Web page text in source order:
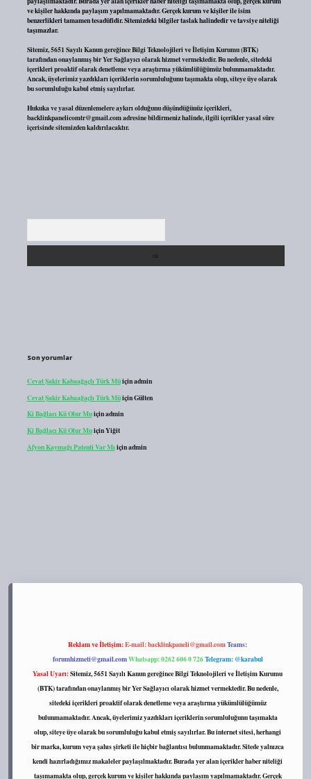
ve kişiler hakkında paylaşım yapılmamaktadır. Gerçek kurum ve kişiler ile isim
benzerlikleri tamamen tesadüfidir. Sitemizdeki bilgiler taslak halindedir ve tavsiye niteliği
taşımazlar.
Sitemiz, 5651 Sayılı Kanun gereğince Bilgi Teknolojileri ve İletişim Kurumu (BTK)
tarafından onaylanmış bir Yer Sağlayıcı olarak hizmet vermektedir. Bu nedenle, sitedeki
içerikleri proaktif olarak denetleme veya araştırma yükümlülüğümüz bulunmamaktadır.
Ancak, üyelerimiz yazdıkları içeriklerin sorumluluğunu taşımakta olup, siteye üye olarak
bu sorumluluğu kabul etmiş sayılırlar.
Hukuka ve yasal düzenlemelere aykırı olduğunu düşündüğünüz içerikleri,
backlinkpanelicomtr@gmail.comadresine bildirmeniz halinde, ilgili içerikler yasal süre
içerisinde sitemizden kaldırılacaktır.
Son yorumlar
Cevat Şakir Kabaağaçlı Türk Müiçinadmin
Cevat Şakir Kabaağaçlı Türk MüiçinGülten
Ki Bağlacı Kü Olur Muiçinadmin
Ki Bağlacı Kü Olur MuiçinYiğit
Afyon Kaymağı Patenti Var Mı içinadmin
Reklam ve İletişim:E-mail:backlinkpaneli@gmail.comTeams:
forumhizmeti@gmail.comWhatsapp: 0262 606 0 726Telegram: @karabul
Yasal Uyarı:Sitemiz, 5651 Sayılı Kanun gereğince Bilgi Teknolojileri ve İletişim Kurumu
(BTK) tarafından onaylanmış bir Yer Sağlayıcı olarak hizmet vermektedir. Bu nedenle,
sitedeki içerikleri proaktif olarak denetleme veya araştırma yükümlülüğümüz
bulunmamaktadır. Ancak, üyelerimiz yazdıkları içeriklerin sorumluluğunu taşımakta
olup, siteye üye olarak bu sorumluluğu kabul etmiş sayılırlar. Bu internet sitesi, herhangi
bir marka, kurum veya şahıs şirketi ile hiçbir bağlantısı bulunmamaktadır. Sitede yalnızca
kendi hazırladığımız makaleler paylaşılmaktadır. Burada yer alan içerikler haber niteliği
taşımamakta olup, gerçek kurum ve kişiler hakkında paylaşım yapılmamaktadır. Gerçek